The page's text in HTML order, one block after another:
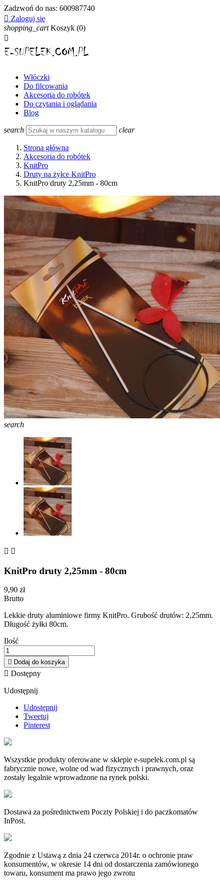
Zadzwoń do nas: 600987740
 Zaloguj się
shopping_cart Koszyk (0)

Włóczki
Do filcowania
Akcesoria do robótek
Do czytania i oglądania
Blog
search clear
Strona główna
Akcesoria do robótek
KnitPro
Druty na żyłce KnitPro
KnitPro druty 2,25mm - 80cm
search
 
KnitPro druty 2,25mm - 80cm
9,90 zł
Brutto
Lekkie druty aluminiowe firmy KnitPro. Grubość drutów: 2,25mm.
Długość żyłki 80cm.
Ilość
 Dodaj do koszyka
 Dostępny
Udostępnij
Udostępnij
Tweetuj
Pinterest
Wszystkie produkty oferowane w sklepie e-supelek.com.pl są
fabrycznie nowe, wolne od wad fizycznych i prawnych, oraz
zostały legalnie wprowadzone na rynek polski.
Dostawa za pośrednictwem Poczty Polskiej i do paczkomatów
InPost.
Zgodnie z Ustawą z dnia 24 czerwca 2014r. o ochronie praw
konsumentów, w okresie 14 dni od dostarczenia zamówionego
towaru, konsument ma prawo jego zwrotu